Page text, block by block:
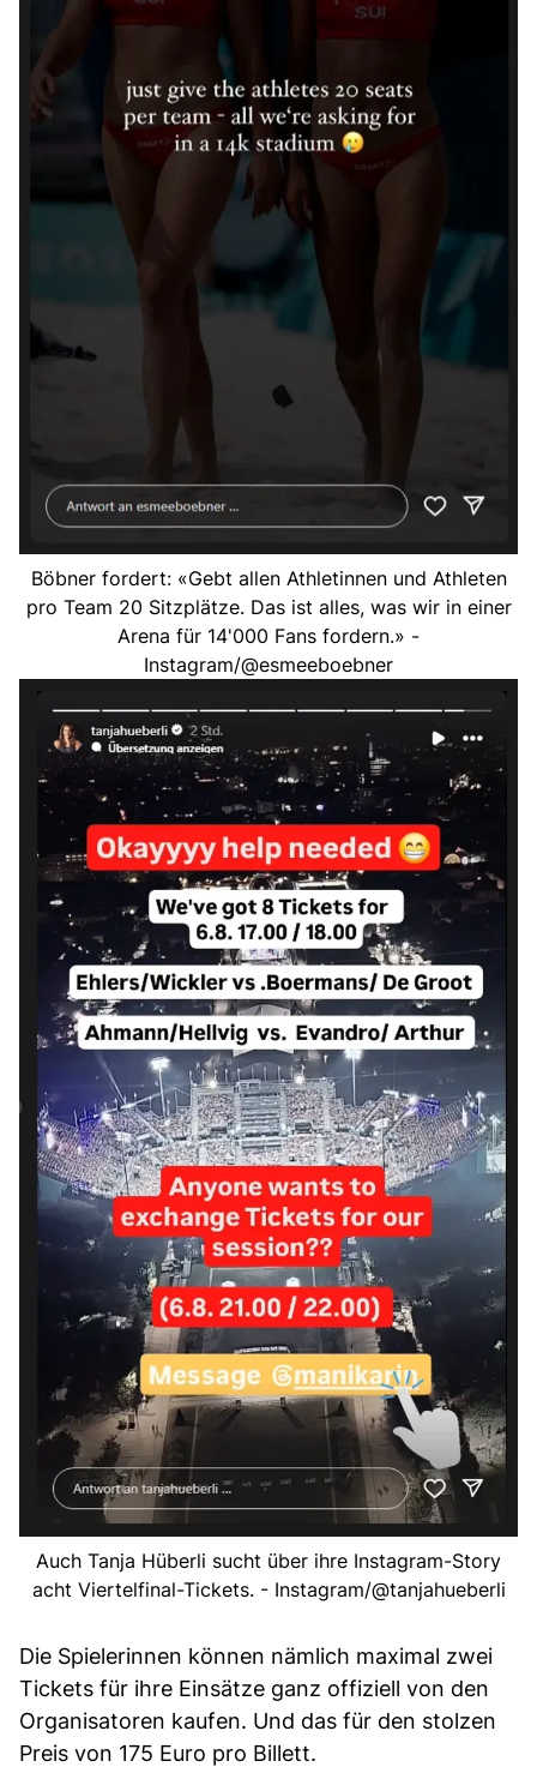
Böbner fordert: «Gebt allen Athletinnen und Athleten
pro Team 20 Sitzplätze. Das ist alles, was wir in einer
Arena für 14'000 Fans fordern.» -
Instagram/@esmeeboebner
Auch Tanja Hüberli sucht über ihre Instagram-Story
acht Viertelfinal-Tickets. - Instagram/@tanjahueberli
Die Spielerinnen können nämlich maximal zwei
Tickets für ihre Einsätze ganz offiziell von den
Organisatoren kaufen. Und das für den stolzen
Preis von 175 Euro pro Billett.